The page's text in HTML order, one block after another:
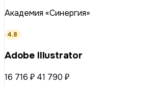
Академия «Синергия»
4.8
Adobe Illustrator
16 716 ₽ 41 790 ₽